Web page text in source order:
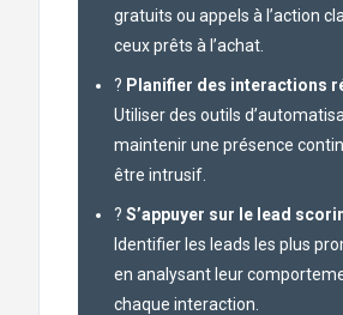
gratuits ou appels à l’action
ceux prêts à l’achat.
? Planifier des interactions
Utiliser des outils
maintenir une présence
être intrusif.
? S’appuyer sur le lead
Identifier les leads les plus
en analysant leur
chaque interaction.